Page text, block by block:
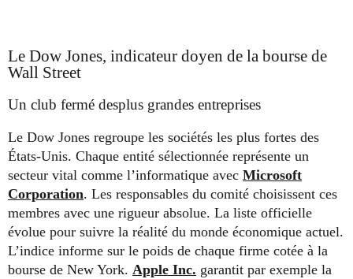
Le Dow Jones, indicateur doyen de la bourse de
Wall Street
Un club fermé desplus grandes entreprises
Le Dow Jones regroupe les sociétés les plus fortes des
États-Unis. Chaque entité sélectionnée représente un
secteur vital comme l’informatique avec Microsoft
Corporation. Les responsables du comité choisissent ces
membres avec une rigueur absolue. La liste officielle
évolue pour suivre la réalité du monde économique actuel.
L’indice informe sur le poids de chaque firme cotée à la
bourse de New York. Apple Inc. garantit par exemple la